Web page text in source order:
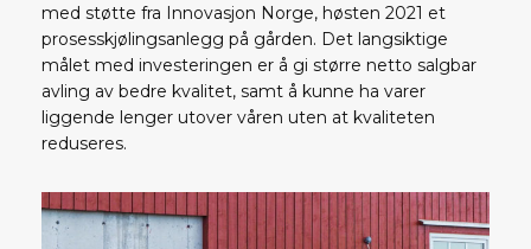
med støtte fra Innovasjon Norge, høsten 2021 et
prosesskjølingsanlegg på gården. Det langsiktige
målet med investeringen er å gi større netto salgbar
avling av bedre kvalitet, samt å kunne ha varer
liggende lenger utover våren uten at kvaliteten
reduseres.